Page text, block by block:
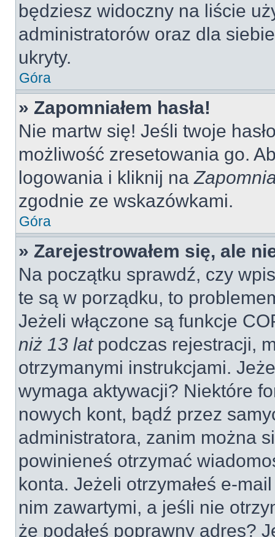
będziesz widoczny na liście
administratorów oraz dla
ukryty.
Góra
» Zapomniałem hasła!
Nie martw się! Jeśli twoje
możliwość zresetowania go.
logowania i kliknij na
zgodnie ze wskazówkami.
Góra
» Zarejestrowałem się, ale
Na początku sprawdź, czy
te są w porządku, to
Jeżeli włączone są funkcje
niż 13 latpodczas rejestracji,
otrzymanymi instrukcjami.
wymaga aktywacji? Niektóre
nowych kont, bądź przez
administratora, zanim można
powinieneś otrzymać
konta. Jeżeli otrzymałeś e-
nim zawartymi, a jeśli nie
że podałeś poprawny adres?